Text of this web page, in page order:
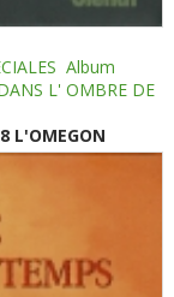
Album
L' OMBRE DE
L'OMEGON